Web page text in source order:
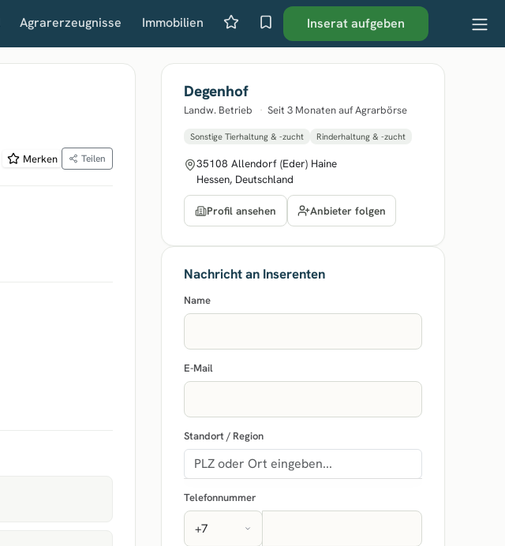
Agrarerzeugnisse Immobilien Inserat aufgeben
Merken Teilen
Degenhof
Landw. Betrieb · Seit 3 Monaten auf Agrarbörse
Sonstige Tierhaltung & -zucht Rinderhaltung & -zucht
35108 Allendorf (Eder) Haine
Hessen, Deutschland
Profil ansehen Anbieter folgen
Nachricht an Inserenten
Name
E-Mail
Standort / Region
Telefonnummer